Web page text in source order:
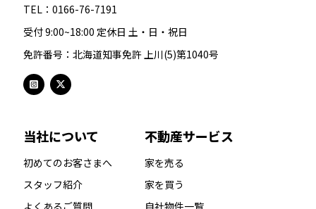
TEL：0166-76-7191
受付 9:00~18:00 定休日 土・日・祝日
免許番号：北海道知事免許 上川(5)第1040号
当社について
初めてのお客さまへ
スタッフ紹介
よくあるご質問
不動産サービス
家を売る
家を買う
自社物件一覧